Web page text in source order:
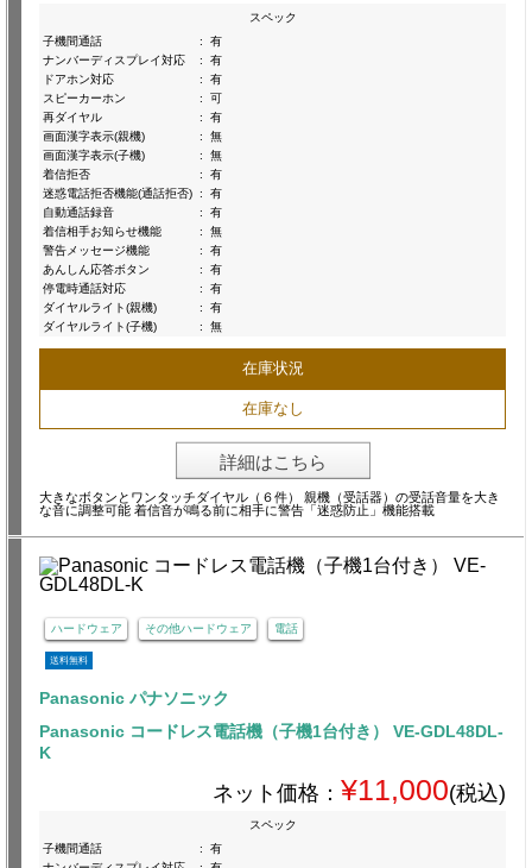
スペック
子機間通話
:
有
ナンバーディスプレイ対応
:
有
ドアホン対応
:
有
スピーカーホン
:
可
再ダイヤル
:
有
画面漢字表示(親機)
:
無
画面漢字表示(子機)
:
無
着信拒否
:
有
迷惑電話拒否機能(通話拒否) :
有
自動通話録音
:
有
着信相手お知らせ機能
:
無
警告メッセージ機能
:
有
あんしん応答ボタン
:
有
停電時通話対応
:
有
ダイヤルライト(親機)
:
有
ダイヤルライト(子機)
: 無
在庫状況
在庫なし
詳細はこちら
大きなボタンとワンタッチダイヤル（６件） 親機（受話器）の受話音量を大き
な音に調整可能 着信音が鳴る前に相手に警告「迷惑防止」機能搭載
ハードウェア その他ハードウェア 電話
送料無料
Panasonic パナソニック
Panasonic コードレス電話機（子機1台付き） VE-GDL48DL-
K
ネット価格： ¥11,000(税込)
スペック
子機間通話
:
有